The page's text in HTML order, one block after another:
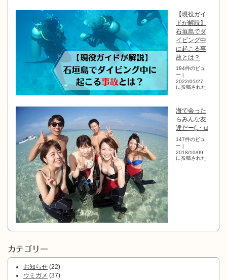
【現役ガイ
ドが解説】
石垣島でダ
イビング中
に起こる事
故とは？
184件のビュ
ー |
2022/05/27
に投稿された
海で会った
らみんな友
達だー(｡･ ω
147件のビュ
ー |
2018/10/09
に投稿された
カテゴリー
お知らせ (22)
ウミガメ (37)